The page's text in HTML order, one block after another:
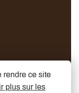
rendre ce site
plus sur les